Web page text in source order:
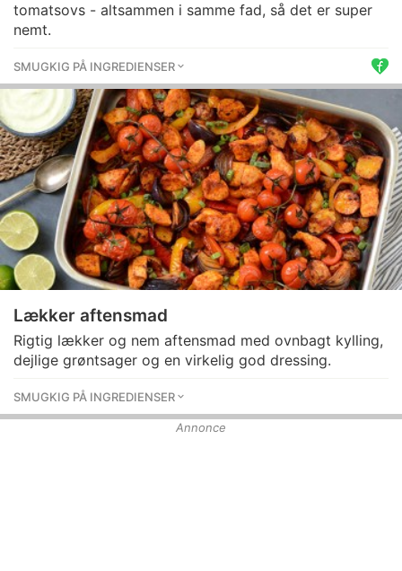
tomatsovs - altsammen i samme fad, så det er super
nemt.
SMUGKIG PÅ INGREDIENSER
Lækker aftensmad
Rigtig lækker og nem aftensmad med ovnbagt kylling,
dejlige grøntsager og en virkelig god dressing.
SMUGKIG PÅ INGREDIENSER
Annonce